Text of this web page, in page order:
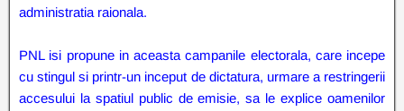
administratia raionala.
PNL isi propune in aceasta campanile electorala, care incepe
cu stingul si printr-un inceput de dictatura, urmare a restringerii
accesului la spatiul public de emisie, sa le explice oamenilor